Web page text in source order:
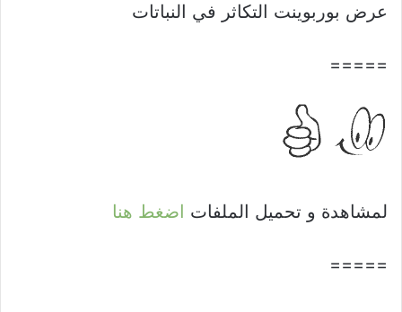
عرض بوربوينت التكاثر في النباتات
=====
لمشاهدة و تحميل الملفات اضغط هنا
=====